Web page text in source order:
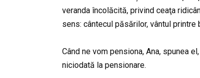
veranda încolăcită, privind ceaţa
sens: cântecul păsărilor, vântul
Când ne vom pensiona, Ana, spunea
niciodată la pensionare.